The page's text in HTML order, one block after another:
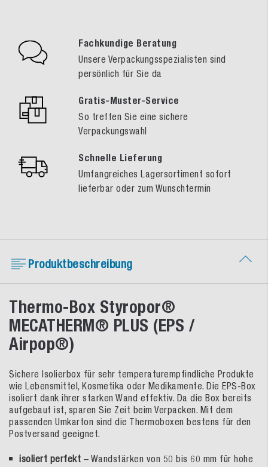
Fachkundige Beratung
Unsere Verpackungsspezialisten sind
persönlich für Sie da
Gratis-Muster-Service
So treffen Sie eine sichere
Verpackungswahl
Schnelle Lieferung
Umfangreiches Lagersortiment sofort
lieferbar oder zum Wunschtermin
Produktbeschreibung
Thermo-Box Styropor®
MECATHERM® PLUS (EPS /
Airpop®)
Sichere Isolierbox für sehr temperaturempfindliche Produkte
wie Lebensmittel, Kosmetika oder Medikamente. Die EPS-Box
isoliert dank ihrer starken Wand effektiv. Da die Box bereits
aufgebaut ist, sparen Sie Zeit beim Verpacken. Mit dem
passenden Umkarton sind die Thermoboxen bestens für den
Postversand geeignet.
isoliert perfekt – Wandstärken von 50 bis 60 mm für hohe